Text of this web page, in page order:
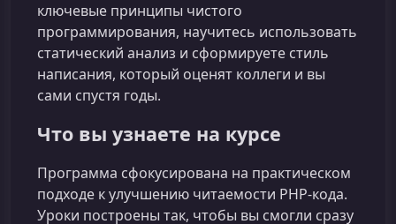
ключевые принципы чистого
программирования, научитесь использовать
статический анализ и сформируете стиль
написания, который оценят коллеги и вы
сами спустя годы.
Что вы узнаете на курсе
Программа сфокусирована на практическом
подходе к улучшению читаемости PHP-кода.
Уроки построены так, чтобы вы смогли сразу